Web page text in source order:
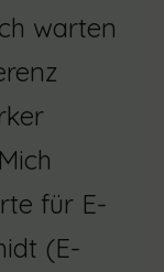
warten
für E-
(E-